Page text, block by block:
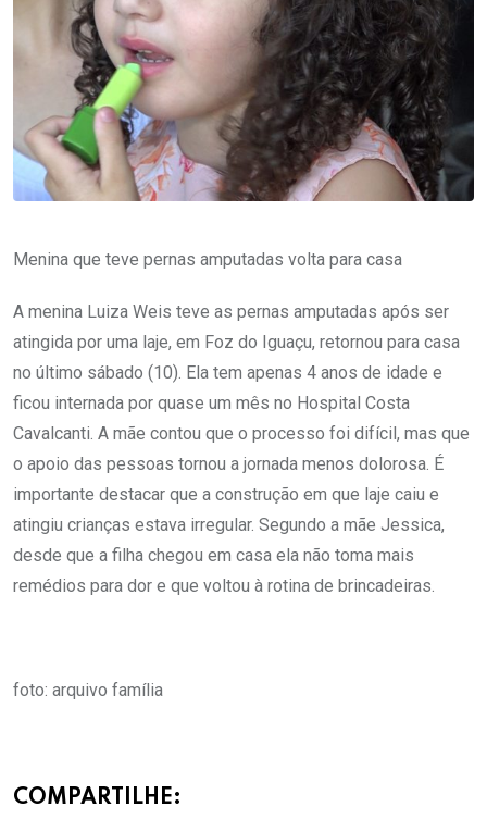
Menina que teve pernas amputadas volta para casa
A menina Luiza Weis teve as pernas amputadas após ser
atingida por uma laje, em Foz do Iguaçu, retornou para casa
no último sábado (10). Ela tem apenas 4 anos de idade e
ficou internada por quase um mês no Hospital Costa
Cavalcanti. A mãe contou que o processo foi difícil, mas que
o apoio das pessoas tornou a jornada menos dolorosa. É
importante destacar que a construção em que laje caiu e
atingiu crianças estava irregular. Segundo a mãe Jessica,
desde que a filha chegou em casa ela não toma mais
remédios para dor e que voltou à rotina de brincadeiras.
foto: arquivo família
COMPARTILHE: